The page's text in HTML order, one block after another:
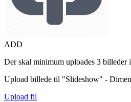
ADD
Der skal minimum uploades 3 billeder
Upload billede til "Slideshow" -
Upload fil